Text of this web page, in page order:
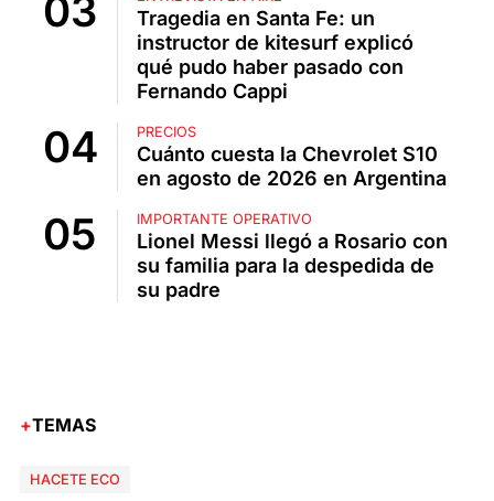
Tragedia en Santa Fe: un
instructor de kitesurf explicó
qué pudo haber pasado con
Fernando Cappi
PRECIOS
Cuánto cuesta la Chevrolet S10
en agosto de 2026 en Argentina
IMPORTANTE OPERATIVO
Lionel Messi llegó a Rosario con
su familia para la despedida de
su padre
TEMAS
HACETE ECO